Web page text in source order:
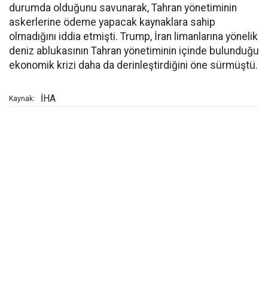
durumda olduğunu savunarak, Tahran yönetiminin
askerlerine ödeme yapacak kaynaklara sahip
olmadığını iddia etmişti. Trump, İran limanlarına yönelik
deniz ablukasının Tahran yönetiminin içinde bulunduğu
ekonomik krizi daha da derinleştirdiğini öne sürmüştü.
Kaynak: İHA